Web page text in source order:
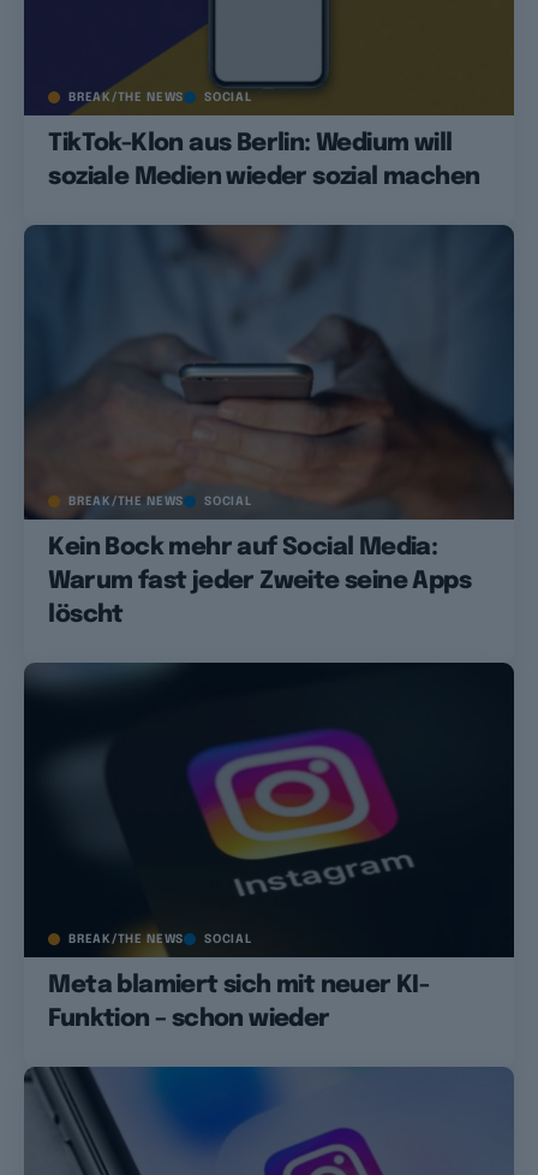
BREAK/THE NEWS SOCIAL
TikTok-Klon aus Berlin: Wedium will
soziale Medien wieder sozial machen
BREAK/THE NEWS SOCIAL
Kein Bock mehr auf Social Media:
Warum fast jeder Zweite seine Apps
löscht
BREAK/THE NEWS SOCIAL
Meta blamiert sich mit neuer KI-
Funktion – schon wieder